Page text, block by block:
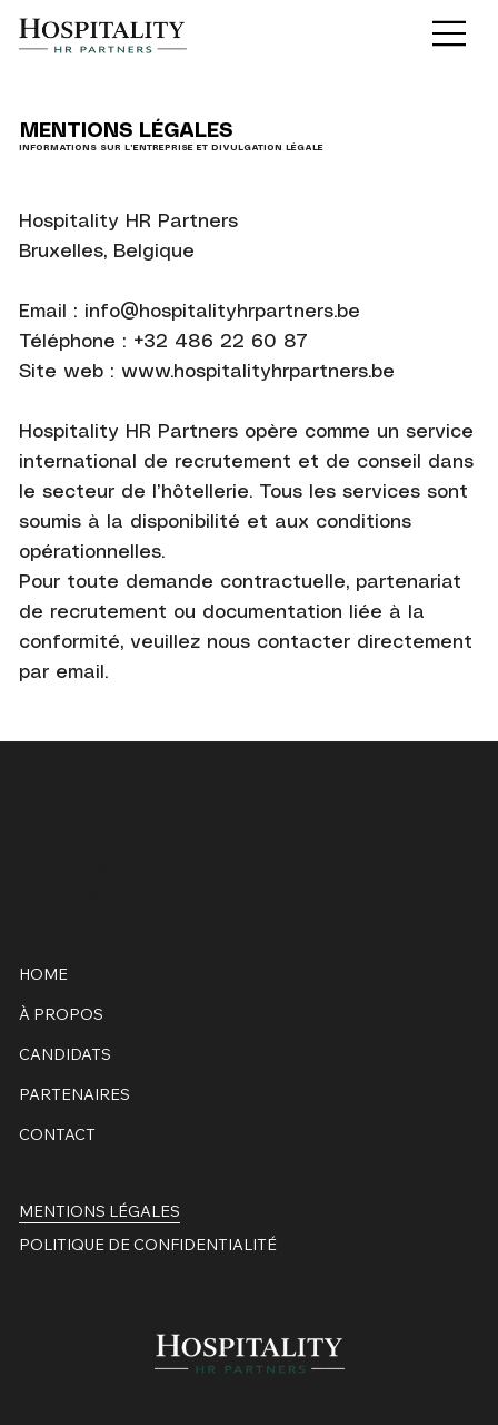
Hospitality HR Partners
Bruxelles, Belgique
Email : info@hospitalityhrpartners.be
Téléphone : +32 486 22 60 87
Site web : www.hospitalityhrpartners.be
Hospitality HR Partners opère comme un service
international de recrutement et de conseil dans
le secteur de l’hôtellerie. Tous les services sont
soumis à la disponibilité et aux conditions
opérationnelles.
Pour toute demande contractuelle, partenariat
de recrutement ou documentation liée à la
conformité, veuillez nous contacter directement
par email.
MENTIONS LÉGALES
INFORMATIONS SUR L’ENTREPRISE ET DIVULGATION LÉGALE
HOME
À PROPOS
CANDIDATS
PARTENAIRES
CONTACT
MENTIONS LÉGALES
POLITIQUE DE CONFIDENTIALITÉ